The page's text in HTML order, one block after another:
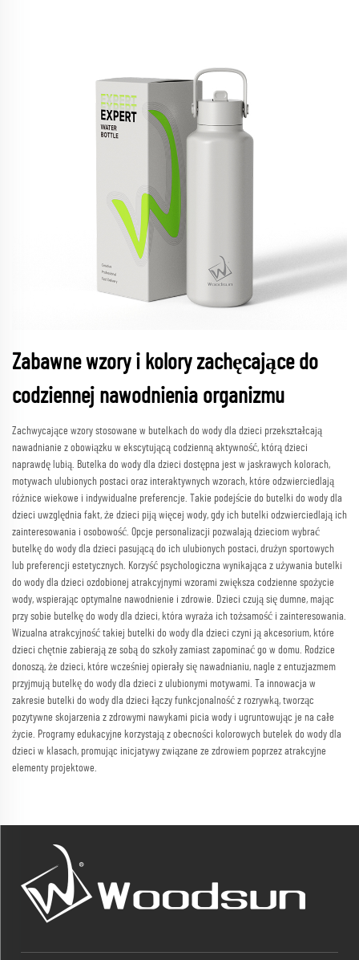
Zabawne wzory i kolory zachęcające do
codziennej nawodnienia organizmu
Zachwycające wzory stosowane w butelkach do wody dla dzieci przekształcają
nawadnianie z obowiązku w ekscytującą codzienną aktywność, którą dzieci
naprawdę lubią. Butelka do wody dla dzieci dostępna jest w jaskrawych kolorach,
motywach ulubionych postaci oraz interaktywnych wzorach, które odzwierciedlają
różnice wiekowe i indywidualne preferencje. Takie podejście do butelki do wody dla
dzieci uwzględnia fakt, że dzieci piją więcej wody, gdy ich butelki odzwierciedlają ich
zainteresowania i osobowość. Opcje personalizacji pozwalają dzieciom wybrać
butelkę do wody dla dzieci pasującą do ich ulubionych postaci, drużyn sportowych
lub preferencji estetycznych. Korzyść psychologiczna wynikająca z używania butelki
do wody dla dzieci ozdobionej atrakcyjnymi wzorami zwiększa codzienne spożycie
wody, wspierając optymalne nawodnienie i zdrowie. Dzieci czują się dumne, mając
przy sobie butelkę do wody dla dzieci, która wyraża ich tożsamość i zainteresowania.
Wizualna atrakcyjność takiej butelki do wody dla dzieci czyni ją akcesorium, które
dzieci chętnie zabierają ze sobą do szkoły zamiast zapominać go w domu. Rodzice
donoszą, że dzieci, które wcześniej opierały się nawadnianiu, nagle z entuzjazmem
przyjmują butelkę do wody dla dzieci z ulubionymi motywami. Ta innowacja w
zakresie butelki do wody dla dzieci łączy funkcjonalność z rozrywką, tworząc
pozytywne skojarzenia z zdrowymi nawykami picia wody i ugruntowując je na całe
życie. Programy edukacyjne korzystają z obecności kolorowych butelek do wody dla
dzieci w klasach, promując inicjatywy związane ze zdrowiem poprzez atrakcyjne
elementy projektowe.